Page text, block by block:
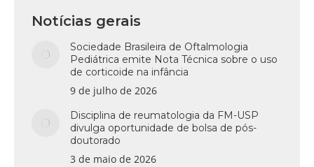
Notícias gerais
Sociedade Brasileira de Oftalmologia
Pediátrica emite Nota Técnica sobre o uso
de corticoide na infância
9 de julho de 2026
Disciplina de reumatologia da FM-USP
divulga oportunidade de bolsa de pós-
doutorado
3 de maio de 2026